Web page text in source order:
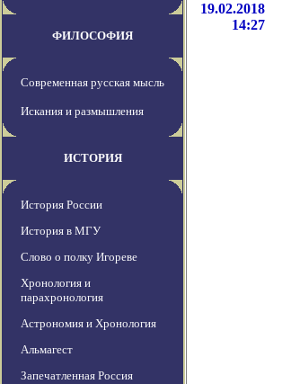
ФИЛОСОФИЯ
Современная русская мысль
Искания и размышления
ИСТОРИЯ
История России
История в МГУ
Слово о полку Игореве
Хронология и
парахронология
Астрономия и Хронология
Альмагест
Запечатленная Россия
19.02.2018
14:27